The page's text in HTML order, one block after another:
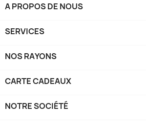
A PROPOS DE NOUS
SERVICES
NOS RAYONS
CARTE CADEAUX
NOTRE SOCIÉTÉ